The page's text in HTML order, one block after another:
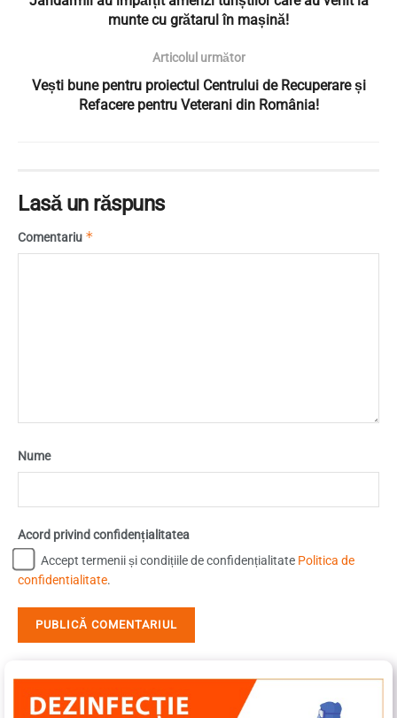
munte cu grătarul în mașină!
Articolul următor
Vești bune pentru proiectul Centrului de Recuperare și
Refacere pentru Veterani din România!
Lasă un răspuns
Comentariu *
Nume
Acord privind confidențialitatea
Accept termenii și condițiile de confidențialitate Politica de
confidentialitate.